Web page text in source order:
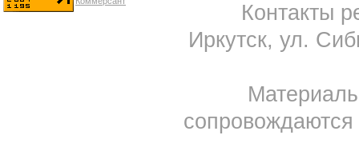
Контакты
Иркутск, ул.